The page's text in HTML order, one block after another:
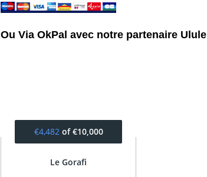
Ou Via OkPal avec notre partenaire Ulule